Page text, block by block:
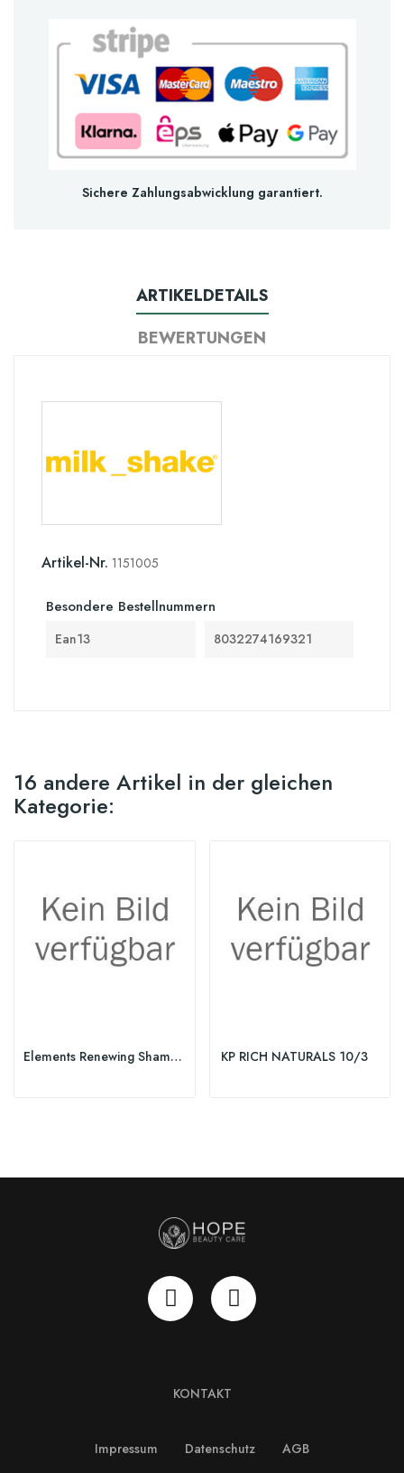
Sichere Zahlungsabwicklung garantiert.
ARTIKELDETAILS
BEWERTUNGEN
Artikel-Nr. 1151005
Besondere Bestellnummern
Ean13 8032274169321
16 andere Artikel in der gleichen
Kategorie:
Elements Renewing Shampoo KP RICH NATURALS 10/3
KONTAKT
Impressum Datenschutz AGB